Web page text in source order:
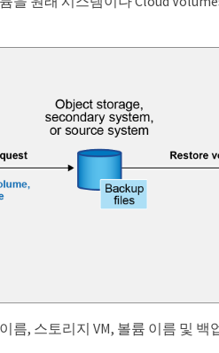
름, 스토리지 VM, 볼륨 이름 및 백